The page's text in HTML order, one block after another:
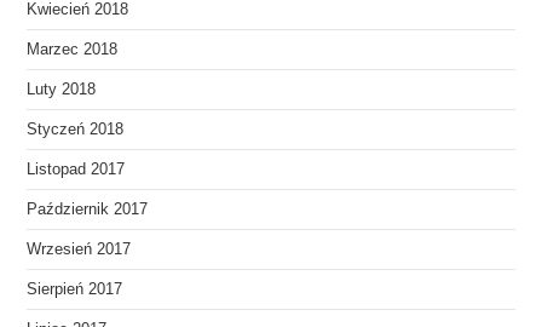
Kwiecień 2018
Marzec 2018
Luty 2018
Styczeń 2018
Listopad 2017
Październik 2017
Wrzesień 2017
Sierpień 2017